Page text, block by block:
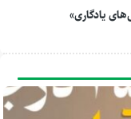
یادگاری»